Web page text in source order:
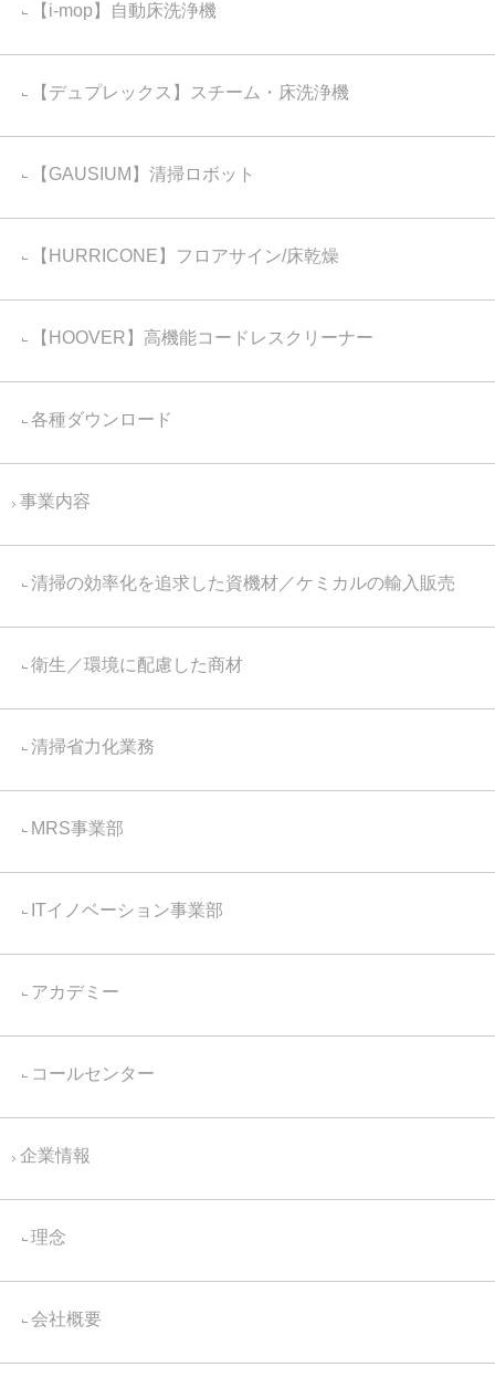
【i-mop】自動床洗浄機
【デュプレックス】スチーム・床洗浄機
【GAUSIUM】清掃ロボット
【HURRICONE】フロアサイン/床乾燥
【HOOVER】高機能コードレスクリーナー
各種ダウンロード
事業内容
清掃の効率化を追求した資機材／ケミカルの輸入販売
衛生／環境に配慮した商材
清掃省力化業務
MRS事業部
ITイノベーション事業部
アカデミー
コールセンター
企業情報
理念
会社概要